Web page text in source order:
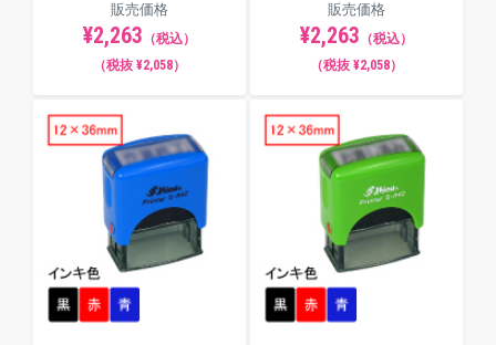
印面サンプル
一般的なものから個性的なものまで、全7種類のフォ
ント（書体）からお選びいただけます。
明朝体
販売価格
¥2,263 （税込）
（税抜 ¥2,058）
販売価格
¥2,263 （税込）
（税抜 ¥2,058）